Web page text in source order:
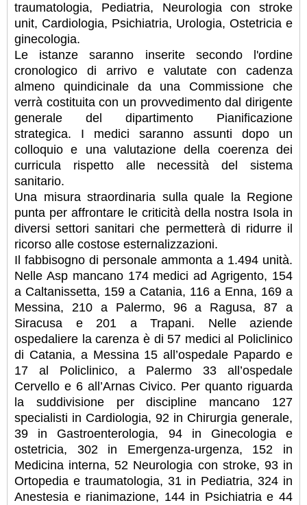
traumatologia, Pediatria, Neurologia con stroke
unit, Cardiologia, Psichiatria, Urologia, Ostetricia e
ginecologia.
Le istanze saranno inserite secondo l'ordine
cronologico di arrivo e valutate con cadenza
almeno quindicinale da una Commissione che
verrà costituita con un provvedimento dal dirigente
generale del dipartimento Pianificazione
strategica. I medici saranno assunti dopo un
colloquio e una valutazione della coerenza dei
curricula rispetto alle necessità del sistema
sanitario.
Una misura straordinaria sulla quale la Regione
punta per affrontare le criticità della nostra Isola in
diversi settori sanitari che permetterà di ridurre il
ricorso alle costose esternalizzazioni.
Il fabbisogno di personale ammonta a 1.494 unità.
Nelle Asp mancano 174 medici ad Agrigento, 154
a Caltanissetta, 159 a Catania, 116 a Enna, 169 a
Messina, 210 a Palermo, 96 a Ragusa, 87 a
Siracusa e 201 a Trapani. Nelle aziende
ospedaliere la carenza è di 57 medici al Policlinico
di Catania, a Messina 15 all’ospedale Papardo e
17 al Policlinico, a Palermo 33 all’ospedale
Cervello e 6 all’Arnas Civico. Per quanto riguarda
la suddivisione per discipline mancano 127
specialisti in Cardiologia, 92 in Chirurgia generale,
39 in Gastroenterologia, 94 in Ginecologia e
ostetricia, 302 in Emergenza-urgenza, 152 in
Medicina interna, 52 Neurologia con stroke, 93 in
Ortopedia e traumatologia, 31 in Pediatria, 324 in
Anestesia e rianimazione, 144 in Psichiatria e 44